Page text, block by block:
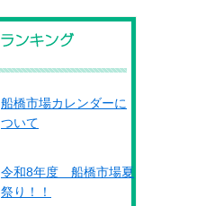
船橋市場カレンダーに
ついて
令和8年度 船橋市場夏
祭り！！